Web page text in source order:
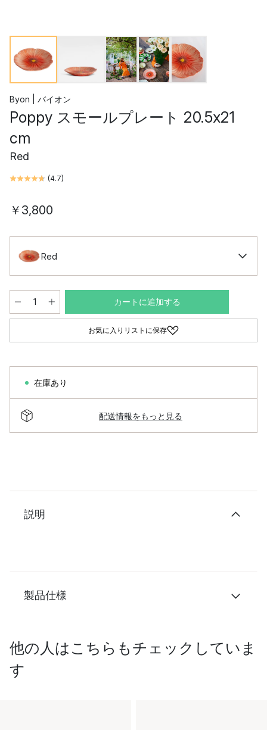
Byon | バイオン
Poppy スモールプレート 20.5x21
cm
Red
(4.7)
￥3,800
Red
カートに追加する
お気に入りリストに保存
在庫あり
配送情報をもっと見る
説明
製品仕様
他の人はこちらもチェックしていま
す